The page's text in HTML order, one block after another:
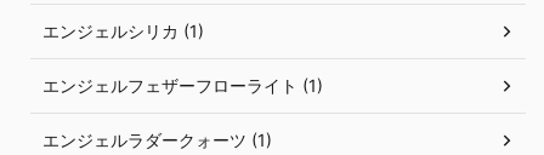
エンジェルシリカ (1)
エンジェルフェザーフローライト (1)
エンジェルラダークォーツ (1)